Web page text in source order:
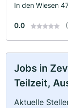
In den Wiesen
0.0
Jobs in
Teilzeit,
Aktuelle